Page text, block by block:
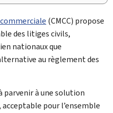
(CMCC) propose
des litiges civils,
nationaux que
au règlement des
parvenir à une solution
pour l’ensemble